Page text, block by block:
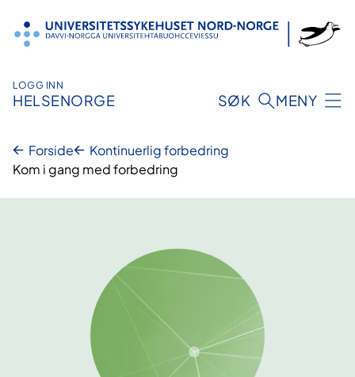
innhold
LOGG INN
HELSENORGE SØK MENY
Forside
Kontinuerlig forbedring
Kom i gang med forbedring